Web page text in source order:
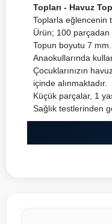
Topları - Havuz
Toplarla eğlencenin
Ürün; 100 parçadan
Topun boyutu 7 mm.
Anaokullarında
Çocuklarınızın
içinde alınmaktadır.
Küçük parçalar, 1
Sağlık testlerinden